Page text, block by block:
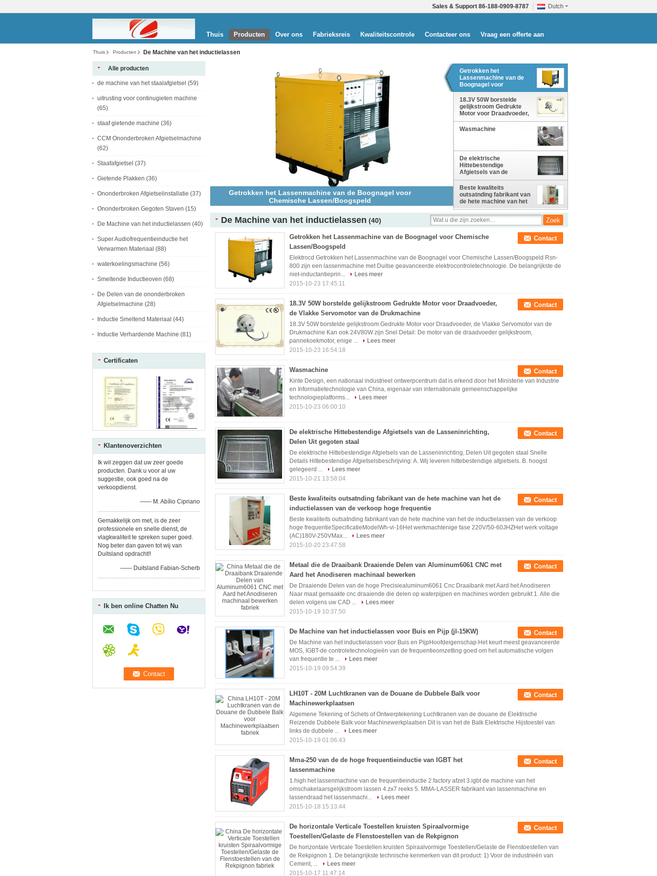
Dutch
Sales & Support 86-188-0909-8787
Thuis Producten Over ons Fabrieksreis Kwaliteitscontrole Contacteer ons Vraag een offerte aan
Thuis Producten De Machine van het inductielassen
Alle producten
de machine van het staalafgietsel (59)
uitrusting voor continugieten machine
(65)
staaf gietende machine (36)
CCM Ononderbroken Afgietselmachine
(62)
Staafafgietsel (37)
Gietende Plakken (36)
Ononderbroken Afgietselinstallatie (37)
Ononderbroken Gegoten Staven (15)
De Machine van het inductielassen (40)
Super Audiofrequentieinductie het
Verwarmen Materiaal (88)
waterkoelingsmachine (56)
Smeltende Inductieoven (68)
De Delen van de ononderbroken
Afgietselmachine (28)
Inductie Smeltend Materiaal (44)
Inductie Verhardende Machine (81)
Certificaten
Klantenoverzichten
Ik wil zeggen dat uw zeer goede
producten. Dank u voor al uw
suggestie, ook goed na de
verkoopdienst.
—— M. Abílio Cipriano
Gemakkelijk om met, is de zeer
professionele en snelle dienst, de
vlagkwaliteit te spreken super goed.
Nog beter dan gaven tot wij van
Duitsland opdracht!!
—— Duitsland Fabian-Scherb
Ik ben online Chatten Nu
18.3V 50W borstelde gelijkstroom Gedrukte Motor voor
Draadvoeder, de Vlakke Servomotor van de Drukmachine
Getrokken het
Lassenmachine van de
Boognagel voor
Chemische
Lassen/Boogspeld
18.3V 50W borstelde
gelijkstroom Gedrukte
Motor voor Draadvoeder,
de Vlakke Servomotor
van de Drukmachine
Wasmachine
De elektrische
Hittebestendige
Afgietsels van de
Lasseninrichting, Delen
Uit gegoten staal
Beste kwaliteits
outsatnding fabrikant van
de hete machine van het
de inductielassen van de
verkoop hoge frequentie
De Machine van het inductielassen (40)
Getrokken het Lassenmachine van de Boognagel voor Chemische
Lassen/Boogspeld
Contact
Elektrocd Getrokken het Lassenmachine van de Boognagel voor Chemische Lassen/Boogspeld Rsn-
800 zijn een lassenmachine met Duitse geavanceerde elektrocontroletechnologie. De belangrijkste de
niet-inductantieprin...
Lees meer
2015-10-23 17:45:11
18.3V 50W borstelde gelijkstroom Gedrukte Motor voor Draadvoeder,
de Vlakke Servomotor van de Drukmachine
Contact
18.3V 50W borstelde gelijkstroom Gedrukte Motor voor Draadvoeder, de Vlakke Servomotor van de
Drukmachine Kan ook 24V80W zijn Snel Detail: De motor van de draadvoeder gelijkstroom,
pannekoekmotor, enige ...
Lees meer
2015-10-23 16:54:18
Wasmachine Contact
Kinte Design, een nationaal industrieel ontwerpcentrum dat is erkend door het Ministerie van Industrie
en Informatietechnologie van China, eigenaar van internationale gemeenschappelijke
technologieplatforms...
Lees meer
2015-10-23 06:00:10
De elektrische Hittebestendige Afgietsels van de Lasseninrichting,
Delen Uit gegoten staal
Contact
De elektrische Hittebestendige Afgietsels van de Lasseninrichting, Delen Uit gegoten staal Snelle
Details Hittebestendige Afgietselsbeschrijving: A. Wij leveren hittebestendige afgietsels. B. hoogst
gelegeerd ...
Lees meer
2015-10-21 13:58:04
Beste kwaliteits outsatnding fabrikant van de hete machine van het de
inductielassen van de verkoop hoge frequentie
Contact
Beste kwaliteits outsatnding fabrikant van de hete machine van het de inductielassen van de verkoop
hoge frequentieSpecificatieModelWh-vi-16Het werkmachtenige fase 220V/50-60JHZHet werk voltage
(AC)180V-250VMax...
Lees meer
2015-10-20 23:47:58
Metaal die de Draaibank Draaiende Delen van Aluminum6061 CNC met
Aard het Anodiseren machinaal bewerken
Contact
De Draaiende Delen van de hoge Precisiealuminum6061 Cnc Draaibank met Aard het Anodiseren
Naar maat gemaakte cnc draaiende die delen op waterpijpen en machines worden gebruikt 1. Alle die
delen volgens uw CAD ...
Lees meer
2015-10-19 10:37:50
De Machine van het inductielassen voor Buis en Pijp (jl-15KW) Contact
De Machine van het inductielassen voor Buis en PijpHoofdeigenschap:Het keurt meest geavanceerde
MOS, IGBT-de controletechnologieën van de frequentieomzetting goed om het automatische volgen
van frequentie te ...
Lees meer
2015-10-19 09:54:39
LH10T - 20M Luchtkranen van de Douane de Dubbele Balk voor
Machinewerkplaatsen
Contact
Algemene Tekening of Schets of Ontwerptekening Luchtkranen van de douane de Elektrische
Reizende Dubbele Balk voor Machinewerkplaatsen Dit is van het de Balk Elektrische Hijstoestel van
links de dubbele ...
Lees meer
2015-10-19 01:06:43
Mma-250 van de de hoge frequentieinductie van IGBT het
lassenmachine
Contact
1.high het lassenmachine van de frequentieinductie 2.factory afzet 3.igbt de machine van het
omschakelaarsgelijkstroom lassen 4.zx7 reeks 5. MMA-LASSER fabrikant van lassenmachine en
lassendraad het lassenmachi...
Lees meer
2015-10-18 15:13:44
De horizontale Verticale Toestellen kruisten Spiraalvormige
Toestellen/Gelaste de Flenstoestellen van de Rekpignon
Contact
De horizontale Verticale Toestellen kruisten Spiraalvormige Toestellen/Gelaste de Flenstoestellen van
de Rekpignon 1. De belangrijkste technische kenmerken van dit product: 1) Voor de industrieën van
Cement, ...
Lees meer
2015-10-17 11:47:14